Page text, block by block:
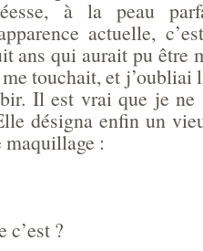
à la peau
actuelle,
ans qui aurait pu être
touchait, et j’oubliai
Il est vrai que je ne
désigna enfin un
maquillage :
c’est ?